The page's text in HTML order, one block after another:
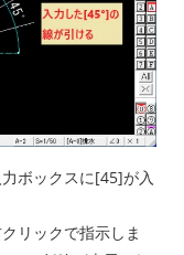
ボックスに[45]が入
リックで指示しま